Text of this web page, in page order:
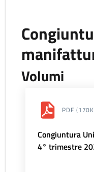
Volumi
PDF
Congiuntura
4° trimestre